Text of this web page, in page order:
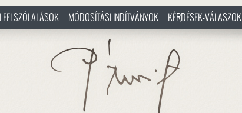
http://www.pasztorbalint.rs/hu
FELSZÓLALÁSOK MÓDOSÍTÁSI INDÍTVÁNYOK KÉRDÉSEK-VÁLASZOK